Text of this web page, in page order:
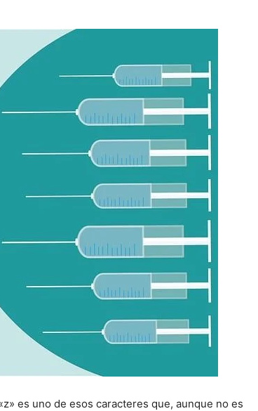
es uno de esos caracteres que, aunque no es